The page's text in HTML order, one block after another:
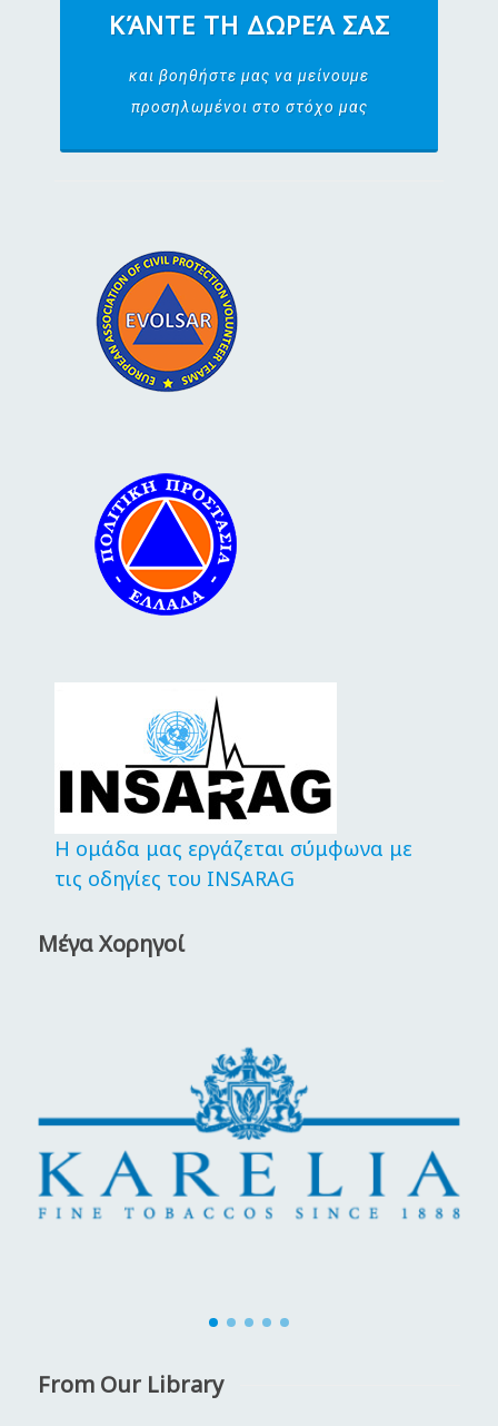
ΚΆΝΤΕ ΤΗ ΔΩΡΕΆ ΣΑΣ
και βοηθήστε μας να μείνουμε
προσηλωμένοι στο στόχο μας
Η ομάδα μας εργάζεται σύμφωνα με
τις οδηγίες του INSARAG
Μέγα Χορηγοί
From Our Library